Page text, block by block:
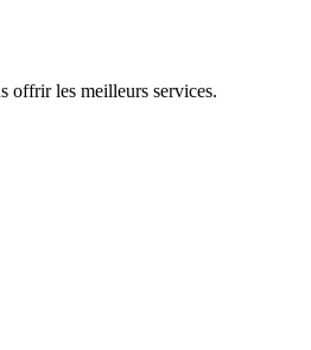
offrir les meilleurs services.